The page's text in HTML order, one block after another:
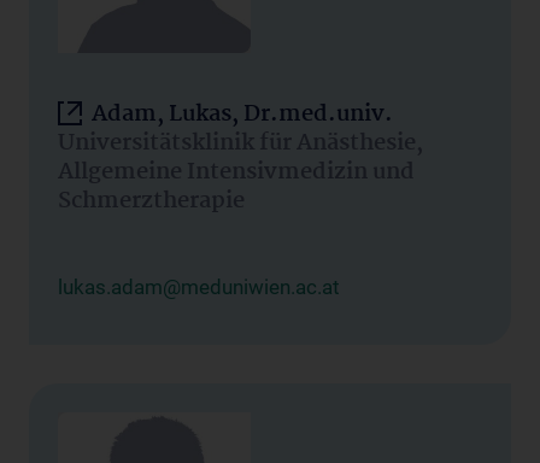
Adam, Lukas, Dr.med.univ.
Universitätsklinik für Anästhesie,
Allgemeine Intensivmedizin und
Schmerztherapie
lukas.adam@meduniwien.ac.at